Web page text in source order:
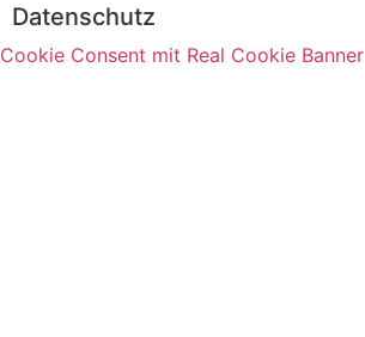
Datenschutz
Cookie Consent mit Real Cookie Banner